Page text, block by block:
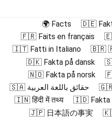
🌍 Facts
🇩🇪
🇫🇷 Faits en français
🇮🇹 Fatti in Italiano
🇧🇷
🇩🇰 Fakta på dansk
🇳🇴 Fakta på norsk
🇸🇦 حقائق باللغة العربية
🇬🇷
🇮🇳 हिंदी में तथ्य
🇮🇩 Fakta
🇯🇵 日本語の事実